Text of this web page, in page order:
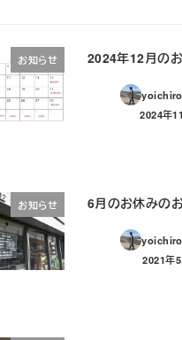
お知らせ 2024年12月の
投稿日
2024年
お知らせ 6月のお休みの
投稿日
2021年